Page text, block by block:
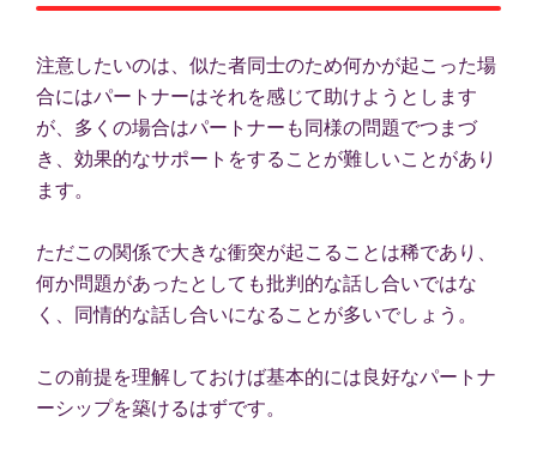
注意したいのは、似た者同士のため何かが起こった場
合にはパートナーはそれを感じて助けようとします
が、多くの場合はパートナーも同様の問題でつまづ
き、効果的なサポートをすることが難しいことがあり
ます。
ただこの関係で大きな衝突が起こることは稀であり、
何か問題があったとしても批判的な話し合いではな
く、同情的な話し合いになることが多いでしょう。
この前提を理解しておけば基本的には良好なパートナ
ーシップを築けるはずです。